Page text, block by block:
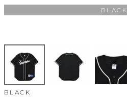
BLACK
BLACK